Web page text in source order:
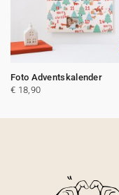
Foto Adventskalender
€ 18,90